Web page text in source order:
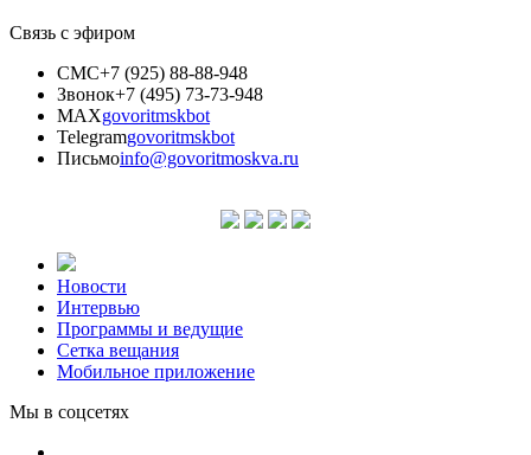
Связь с эфиром
СМС+7 (925) 88-88-948
Звонок+7 (495) 73-73-948
MAXgovoritmskbot
Telegramgovoritmskbot
Письмоinfo@govoritmoskva.ru
Новости
Интервью
Программы и ведущие
Сетка вещания
Мобильное приложение
Мы в соцсетях